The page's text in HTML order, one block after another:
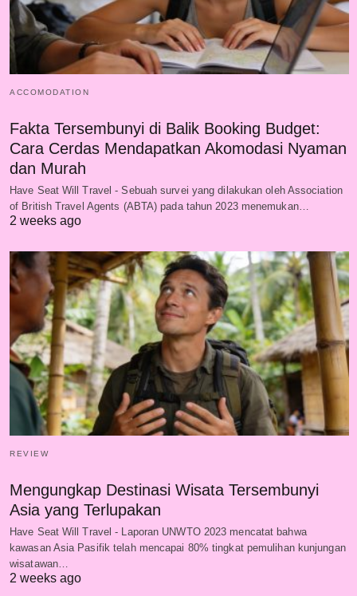
ACCOMODATION
Fakta Tersembunyi di Balik Booking Budget:
Cara Cerdas Mendapatkan Akomodasi Nyaman
dan Murah
Have Seat Will Travel - Sebuah survei yang dilakukan oleh Association
of British Travel Agents (ABTA) pada tahun 2023 menemukan…
2 weeks ago
REVIEW
Mengungkap Destinasi Wisata Tersembunyi
Asia yang Terlupakan
Have Seat Will Travel - Laporan UNWTO 2023 mencatat bahwa
kawasan Asia Pasifik telah mencapai 80% tingkat pemulihan kunjungan
wisatawan…
2 weeks ago